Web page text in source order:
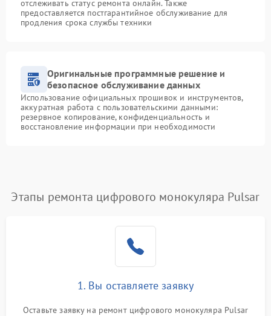
отслеживать статус ремонта онлайн. Также
предоставляется постгарантийное обслуживание для
продления срока службы техники
Оригинальные программные решение и
безопасное обслуживание данных
Использование официальных прошивок и инструментов,
аккуратная работа с пользовательскими данными:
резервное копирование, конфиденциальность и
восстановление информации при необходимости
Этапы ремонта цифрового монокуляра Pulsar
1. Вы оставляете заявку
Оставьте заявку на ремонт цифрового монокуляра Pulsar